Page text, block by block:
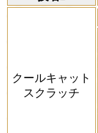
クールキャット
スクラッチ